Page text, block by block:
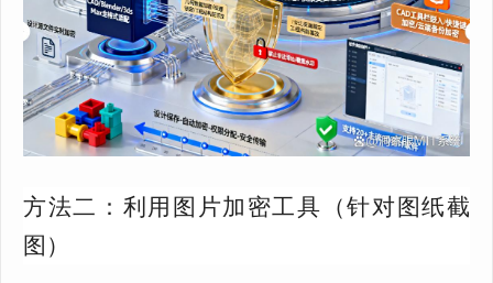
方法二：利用图片加密工具（针对图纸截
图）